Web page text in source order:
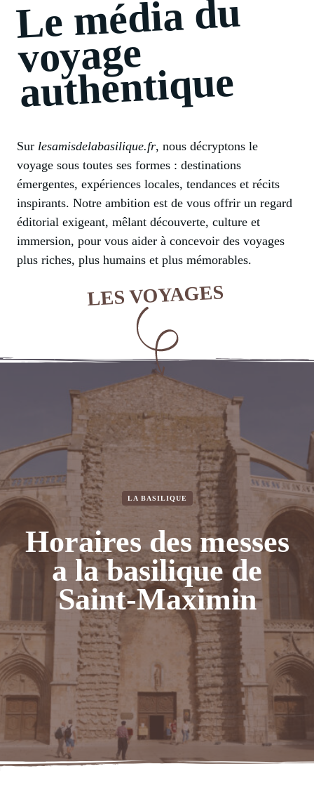
Le
média du
voyage
authentique
Sur lesamisdelabasilique.fr, nous décryptons le
voyage sous toutes ses formes : destinations
émergentes, expériences locales, tendances et récits
inspirants. Notre ambition est de vous offrir un regard
éditorial exigeant, mêlant découverte, culture et
immersion, pour vous aider à concevoir des voyages
plus riches, plus humains et plus mémorables.
LES VOYAGES
LA BASILIQUE
Les reliques de
Marie-Madeleine a
Saint-Maximin-la-
Sainte-Baume
LA BASILIQUE
Horaires des messes
a la basilique de
Saint-Maximin
LA BASILIQUE
Les Dominicains de
la Sainte-Baume :
huit siecles de
presence